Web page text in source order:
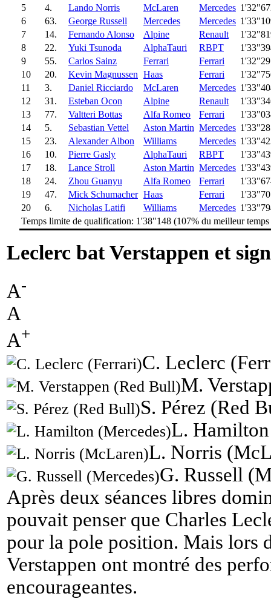
5
4. Lando Norris McLaren Mercedes
6
63. George Russell Mercedes Mercedes
7
14. Fernando Alonso Alpine Renault
8
22. Yuki Tsunoda AlphaTauri RBPT
9
55. Carlos Sainz Ferrari Ferrari
10
20. Kevin Magnussen Haas Ferrari
11
3. Daniel Ricciardo McLaren Mercedes
12
31. Esteban Ocon Alpine Renault
13
77. Valtteri Bottas Alfa Romeo Ferrari
14
5. Sebastian Vettel Aston Martin Mercedes
15
23. Alexander Albon Williams Mercedes
16
10. Pierre Gasly AlphaTauri RBPT
17
18. Lance Stroll Aston Martin Mercedes
18
24. Zhou Guanyu Alfa Romeo Ferrari
19
47. Mick Schumacher Haas Ferrari
20
6. Nicholas Latifi Williams Mercedes
Temps limite de qualification: 1'38"148 (107% du meilleur
Leclerc bat Verstappen et
A-
A
A+
C. Leclerc
M.
S. Pérez (Red
L.
L. Norris
G. Russell
Après deux séances libres
pouvait penser que Charles
pour la pole position. Mais lors
Verstappen ont montré des
encourageantes.